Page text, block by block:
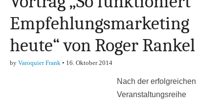
Marketing-, Vertrieb-
& Investment-Tipps
Empfehlungsmarketing
heute“ von Roger Rankel
by Varoquier Frank • 16. Oktober 2014
Nach der erfolgreichen
Veranstaltungsreihe